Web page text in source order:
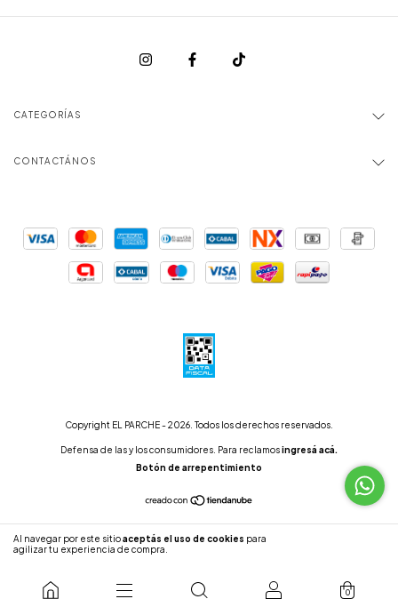
Al navegar por este sitioaceptás el uso de cookies para
agilizar tu experiencia de compra.
0
CATEGORÍAS
CONTACTÁNOS
Copyright EL PARCHE - 2026. Todos los derechos reservados.
Defensa de las y los consumidores. Para reclamosingresá acá.
Botón de arrepentimiento